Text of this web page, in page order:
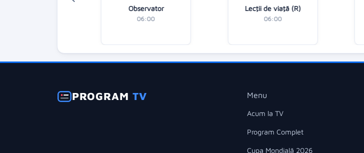
Observator
06:00
Lecţii de viaţă (R)
06:00
PROGRAMTV Menu
Acum la TV
Program Complet
Cupa Mondială 2026